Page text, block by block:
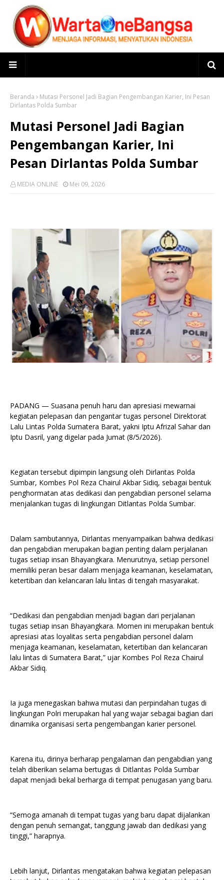
Beranda
Mutasi Personel Jadi Bagian Pengembangan Karier, Ini Pesan
Dirlantas Polda Sumbar
Mutasi Personel Jadi Bagian
Pengembangan Karier, Ini
Pesan Dirlantas Polda Sumbar
MEDIA ONLINE Mei 09, 2026
PADANG — Suasana penuh haru dan apresiasi mewarnai
kegiatan pelepasan dan pengantar tugas personel Direktorat
Lalu Lintas Polda Sumatera Barat, yakni Iptu Afrizal Sahar dan
Iptu Dasril, yang digelar pada Jumat (8/5/2026).
Kegiatan tersebut dipimpin langsung oleh Dirlantas Polda
Sumbar, Kombes Pol Reza Chairul Akbar Sidiq, sebagai bentuk
penghormatan atas dedikasi dan pengabdian personel selama
menjalankan tugas di lingkungan Ditlantas Polda Sumbar.
Dalam sambutannya, Dirlantas menyampaikan bahwa dedikasi
dan pengabdian merupakan bagian penting dalam perjalanan
tugas setiap insan Bhayangkara. Menurutnya, setiap personel
memiliki peran besar dalam menjaga keamanan, keselamatan,
ketertiban dan kelancaran lalu lintas di tengah masyarakat.
“Dedikasi dan pengabdian menjadi bagian dari perjalanan
tugas setiap insan Bhayangkara. Momen ini merupakan bentuk
apresiasi atas loyalitas serta pengabdian personel dalam
menjaga keamanan, keselamatan, ketertiban dan kelancaran
lalu lintas di Sumatera Barat,” ujar Kombes Pol Reza Chairul
Akbar Sidiq.
Ia juga menegaskan bahwa mutasi dan perpindahan tugas di
lingkungan Polri merupakan hal yang wajar sebagai bagian dari
dinamika organisasi serta pengembangan karier personel.
Karena itu, dirinya berharap pengalaman dan pengabdian yang
telah diberikan selama bertugas di Ditlantas Polda Sumbar
dapat menjadi bekal berharga di tempat penugasan yang baru.
“Semoga amanah di tempat tugas yang baru dapat dijalankan
dengan penuh semangat, tanggung jawab dan dedikasi yang
tinggi,” harapnya.
Lebih lanjut, Dirlantas mengatakan bahwa kegiatan pelepasan